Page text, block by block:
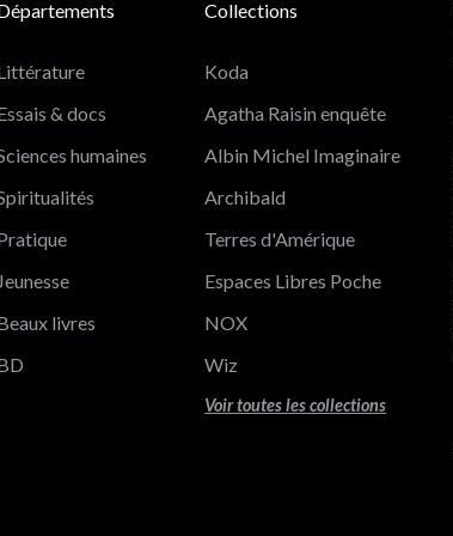
& docs
humaines
Jeunesse
livres
Collections
Koda
Agatha Raisin enquête
Albin Michel Imaginaire
Archibald
Terres d'Amérique
Espaces Libres Poche
NOX
Wiz
Voir toutes les collections